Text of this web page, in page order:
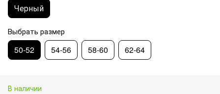
Черный
Выбрать размер
50-52 54-56 58-60 62-64
В наличии